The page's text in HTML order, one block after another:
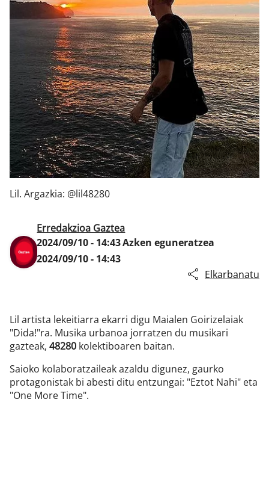
Klisk
Lil. Argazkia: @lil48280
Erredakzioa Gaztea
2024/09/10 - 14:43Azken eguneratzea
2024/09/10 - 14:43
Elkarbanatu
Lil artista lekeitiarra ekarri digu Maialen Goirizelaiak
"Dida!"ra. Musika urbanoa jorratzen du musikari
gazteak, 48280 kolektiboaren baitan.
Saioko kolaboratzaileak azaldu digunez, gaurko
protagonistak bi abesti ditu entzungai: "Eztot Nahi" eta
"One More Time".